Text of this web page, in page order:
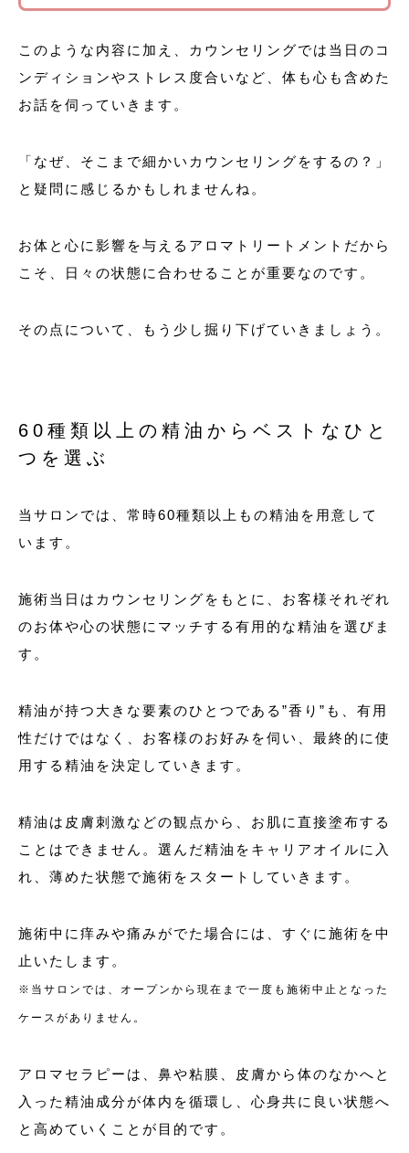
このような内容に加え、カウンセリングでは当日のコ
ンディションやストレス度合いなど、体も心も含めた
お話を伺っていきます。
「なぜ、そこまで細かいカウンセリングをするの？」
と疑問に感じるかもしれませんね。
お体と心に影響を与えるアロマトリートメントだから
こそ、日々の状態に合わせることが重要なのです。
その点について、もう少し掘り下げていきましょう。
60種類以上の精油からベストなひと
つを選ぶ
当サロンでは、常時60種類以上もの精油を用意して
います。
施術当日はカウンセリングをもとに、お客様それぞれ
のお体や心の状態にマッチする有用的な精油を選びま
す。
精油が持つ大きな要素のひとつである”香り”も、有用
性だけではなく、お客様のお好みを伺い、最終的に使
用する精油を決定していきます。
精油は皮膚刺激などの観点から、お肌に直接塗布する
ことはできません。選んだ精油をキャリアオイルに入
れ、薄めた状態で施術をスタートしていきます。
施術中に痒みや痛みがでた場合には、すぐに施術を中
止いたします。
※当サロンでは、オープンから現在まで一度も施術中止となった
ケースがありません。
アロマセラピーは、鼻や粘膜、皮膚から体のなかへと
入った精油成分が体内を循環し、心身共に良い状態へ
と高めていくことが目的です。